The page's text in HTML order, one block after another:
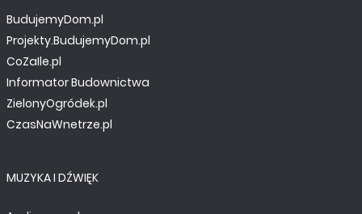
BudujemyDom.pl
Projekty.BudujemyDom.pl
CoZaIle.pl
Informator Budownictwa
ZielonyOgródek.pl
CzasNaWnetrze.pl
MUZYKA I DŹWIĘK